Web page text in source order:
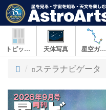
トピックス 天体写真 星空ガイド
ト
プ
ステラナビゲータ